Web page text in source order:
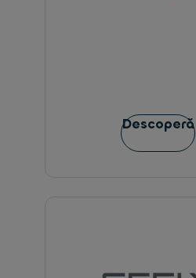
Descoperă